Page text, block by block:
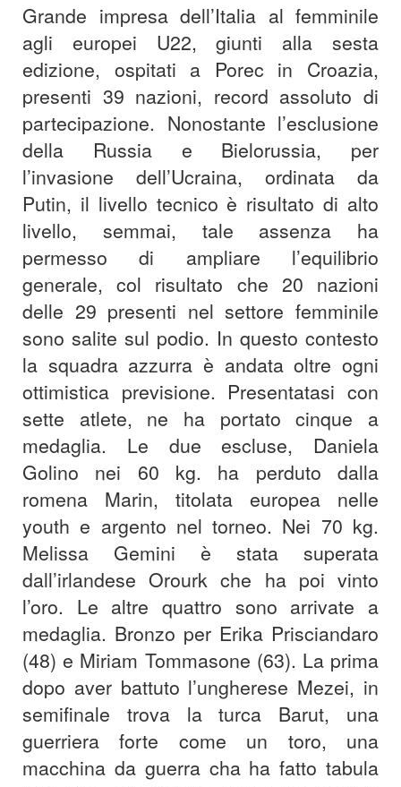
Grande impresa dell’Italia al femminile
agli europei U22, giunti alla sesta
edizione, ospitati a Porec in Croazia,
presenti 39 nazioni, record assoluto di
partecipazione. Nonostante l’esclusione
della Russia e Bielorussia, per
l’invasione dell’Ucraina, ordinata da
Putin, il livello tecnico è risultato di alto
livello, semmai, tale assenza ha
permesso di ampliare l’equilibrio
generale, col risultato che 20 nazioni
delle 29 presenti nel settore femminile
sono salite sul podio. In questo contesto
la squadra azzurra è andata oltre ogni
ottimistica previsione. Presentatasi con
sette atlete, ne ha portato cinque a
medaglia. Le due escluse, Daniela
Golino nei 60 kg. ha perduto dalla
romena Marin, titolata europea nelle
youth e argento nel torneo. Nei 70 kg.
Melissa Gemini è stata superata
dall’irlandese Orourk che ha poi vinto
l’oro. Le altre quattro sono arrivate a
medaglia. Bronzo per Erika Prisciandaro
(48) e Miriam Tommasone (63). La prima
dopo aver battuto l’ungherese Mezei, in
semifinale trova la turca Barut, una
guerriera forte come un toro, una
macchina da guerra cha ha fatto tabula